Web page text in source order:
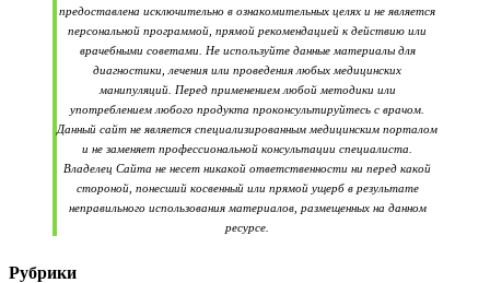
предоставлена исключительно в ознакомительных целях и не является
персональной программой, прямой рекомендацией к действию или
врачебными советами. Не используйте данные материалы для
диагностики, лечения или проведения любых медицинских
манипуляций. Перед применением любой методики или
употреблением любого продукта проконсультируйтесь с врачом.
Данный сайт не является специализированным медицинским порталом
и не заменяет профессиональной консультации специалиста.
Владелец Сайта не несет никакой ответственности ни перед какой
стороной, понесший косвенный или прямой ущерб в результате
неправильного использования материалов, размещенных на данном
ресурсе.
Рубрики